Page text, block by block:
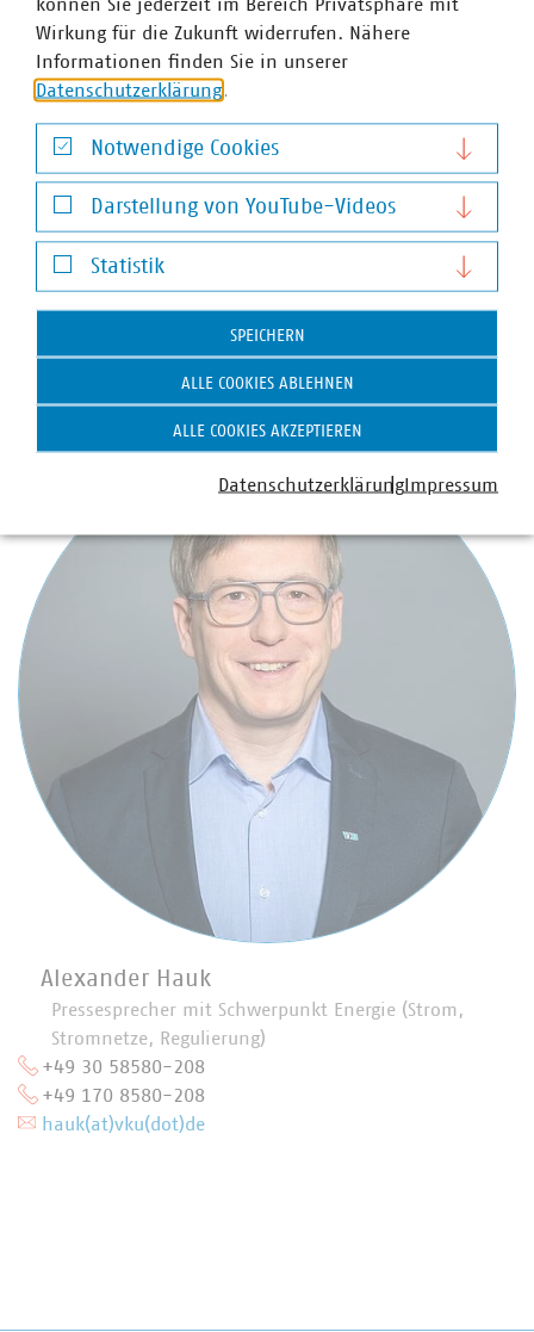
Anna Theresa Kammer
Stellvertretende Abteilungsleiterin und
Pressesprecherin mit Schwerpunkten Energie (Wärme,
Wasserstoff, Finanzierung der Energiewende) sowie
Digitales
+49 170 8580-225
kammer(at)vku(dot)de
Alexander Hauk
Pressesprecher mit Schwerpunkt Energie (Strom,
Stromnetze, Regulierung)
+49 30 58580-208
+49 170 8580-208
hauk(at)vku(dot)de
Wirkung für die Zukunft widerrufen. Nähere
Informationen finden Sie in unserer
Datenschutzerklärung
Notwendige Cookies
Notwendige Cookies
Darstellung von YouTube-Videos
Darstellung von YouTube-Videos
Statistik
Statistik
SPEICHERN
ALLE COOKIES ABLEHNEN
ALLE COOKIES AKZEPTIEREN
DatenschutzerklärungImpressum